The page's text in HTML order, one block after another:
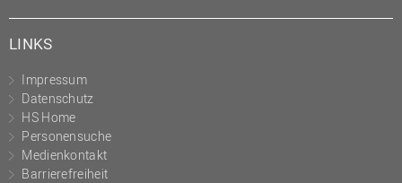
LINKS
Impressum
Datenschutz
HS Home
Personensuche
Medienkontakt
Barrierefreiheit